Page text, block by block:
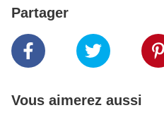
Partager
Vous aimerez aussi